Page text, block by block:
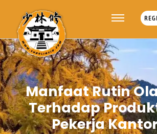
Manfaat Rutin
Terhadap
Pekerja